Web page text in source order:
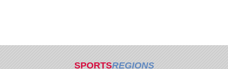
SPORTSREGIONS